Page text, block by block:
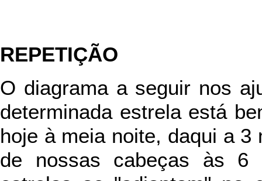
REPETIÇÃO
O diagrama a seguir nos
determinada estrela está
hoje à meia noite, daqui a
de nossas cabeças às